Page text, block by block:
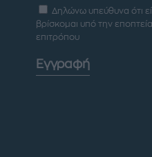
Δηλώνω υπεύθυνα ότι
βρίσκομαι υπό την
επιτρόπου
Εγγραφή